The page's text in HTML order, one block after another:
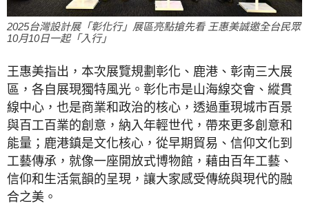
2025台灣設計展「彰化行」展區亮點搶先看 王惠美誠邀全台民眾
10月10日一起「入行」
王惠美指出，本次展覽規劃彰化、鹿港、彰南三大展
區，各自展現獨特風光。彰化市是山海線交會、縱貫
線中心，也是商業和政治的核心，透過重現城市百景
與百工百業的創意，納入年輕世代，帶來更多創意和
能量；鹿港鎮是文化核心，從早期貿易、信仰文化到
工藝傳承，就像一座開放式博物館，藉由百年工藝、
信仰和生活氣韻的呈現，讓大家感受傳統與現代的融
合之美。